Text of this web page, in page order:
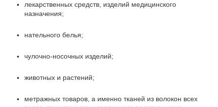
лекарственных средств, изделий медицинского
назначения;
нательного белья;
чулочно-носочных изделий;
животных и растений;
метражных товаров, а именно тканей из волокон всех